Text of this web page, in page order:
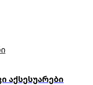
აქსესუარები